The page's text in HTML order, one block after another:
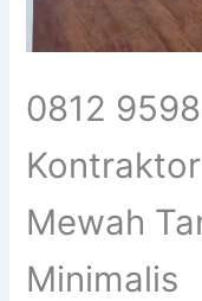
0812
Mewah
Minimalis